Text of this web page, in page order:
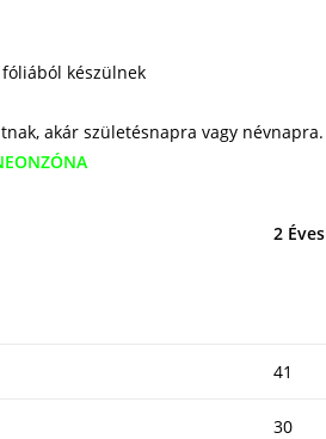
készülnek
akár születésnapra vagy névnapra.
2 Éves
41
30